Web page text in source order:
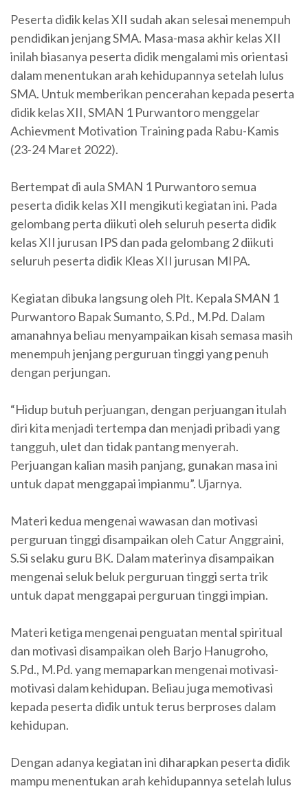
Peserta didik kelas XII sudah akan selesai menempuh
pendidikan jenjang SMA. Masa-masa akhir kelas XII
inilah biasanya peserta didik mengalami mis orientasi
dalam menentukan arah kehidupannya setelah lulus
SMA. Untuk memberikan pencerahan kepada peserta
didik kelas XII, SMAN 1 Purwantoro menggelar
Achievment Motivation Training pada Rabu-Kamis
(23-24 Maret 2022).
Bertempat di aula SMAN 1 Purwantoro semua
peserta didik kelas XII mengikuti kegiatan ini. Pada
gelombang perta diikuti oleh seluruh peserta didik
kelas XII jurusan IPS dan pada gelombang 2 diikuti
seluruh peserta didik Kleas XII jurusan MIPA.
Kegiatan dibuka langsung oleh Plt. Kepala SMAN 1
Purwantoro Bapak Sumanto, S.Pd., M.Pd. Dalam
amanahnya beliau menyampaikan kisah semasa masih
menempuh jenjang perguruan tinggi yang penuh
dengan perjungan.
“Hidup butuh perjuangan, dengan perjuangan itulah
diri kita menjadi tertempa dan menjadi pribadi yang
tangguh, ulet dan tidak pantang menyerah.
Perjuangan kalian masih panjang, gunakan masa ini
untuk dapat menggapai impianmu”. Ujarnya.
Materi kedua mengenai wawasan dan motivasi
perguruan tinggi disampaikan oleh Catur Anggraini,
S.Si selaku guru BK. Dalam materinya disampaikan
mengenai seluk beluk perguruan tinggi serta trik
untuk dapat menggapai perguruan tinggi impian.
Materi ketiga mengenai penguatan mental spiritual
dan motivasi disampaikan oleh Barjo Hanugroho,
S.Pd., M.Pd. yang memaparkan mengenai motivasi-
motivasi dalam kehidupan. Beliau juga memotivasi
kepada peserta didik untuk terus berproses dalam
kehidupan.
Dengan adanya kegiatan ini diharapkan peserta didik
mampu menentukan arah kehidupannya setelah lulus